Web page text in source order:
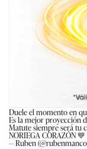
Duele el momento en
Es la mejor proyección
Matute siempre será tu
NORIEGA CORAZÓN 💙
— Ruben